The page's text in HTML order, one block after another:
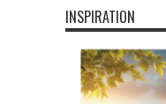
INSPIRATION